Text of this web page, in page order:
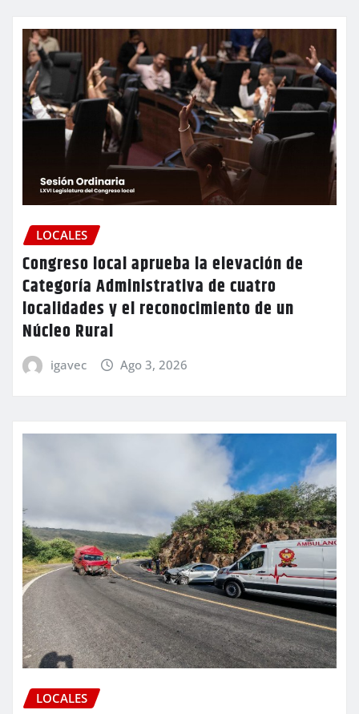
LOCALES
Congreso local aprueba la elevación de
Categoría Administrativa de cuatro
localidades y el reconocimiento de un
Núcleo Rural
igavec Ago 3, 2026
LOCALES